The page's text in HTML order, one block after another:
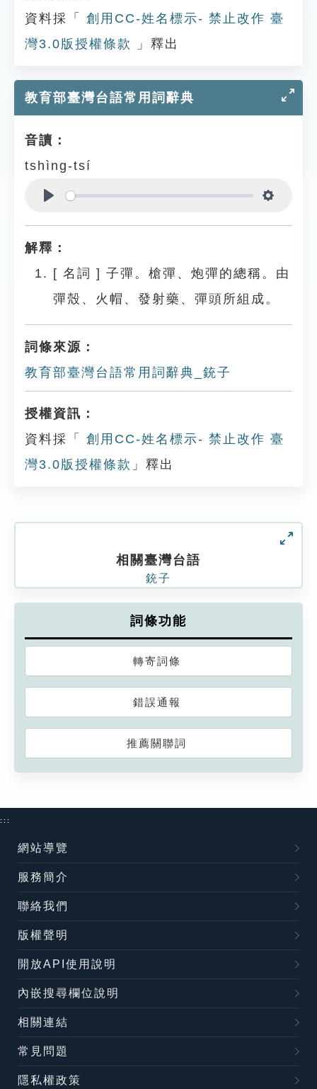
資料採「
創用CC-姓名標示- 禁止改作 臺
灣3.0版授權條款
」釋出
教育部臺灣台語常用詞辭典
音讀：
tshìng-tsí
解釋：
[ 名詞 ] 子彈。槍彈、炮彈的總稱。由
彈殼、火帽、發射藥、彈頭所組成。
詞條來源：
教育部臺灣台語常用詞辭典_銃子
授權資訊：
資料採「
創用CC-姓名標示- 禁止改作 臺
灣3.0版授權條款 」釋出
相關臺灣台語
銃子
詞條功能
轉寄詞條
錯誤通報
推薦關聯詞
:::
網站導覽
服務簡介
聯絡我們
版權聲明
開放API使用說明
內嵌搜尋欄位說明
相關連結
常見問題
隱私權政策